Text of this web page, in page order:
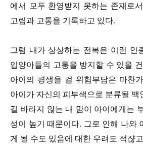
에서 모두 환영받지 못하는 존재로
고립과 고통을 기록하고 있다.
그럼 내가 상상하는 전복은 이런 인
입양아들의 고통을 방지할 수 있을
아이의 평생을 걸 위험부담은 마찬
아이가 자신의 피부색으로 분류될 백
길 바라지 않는 내 맘이 아이에게는
성이 높기 때문이다. 그로 인해 나와
게 될 수도 있음에 대한 우려도 적쟎